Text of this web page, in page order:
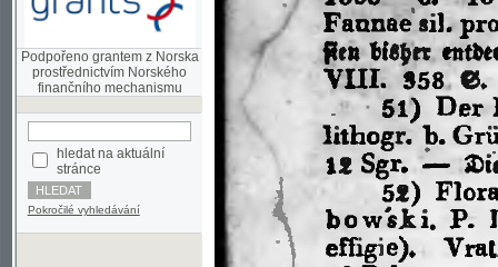
Podpořeno grantem z Norska
prostřednictvím Norského
hledat na aktuální
stránce
Pokročilé vyhledávání